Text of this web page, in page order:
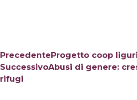
PrecedenteProgetto coop
SuccessivoAbusi di genere:
rifugi